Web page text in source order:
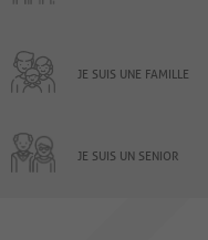
JE SUIS UNE FAMILLE
JE SUIS UN SENIOR